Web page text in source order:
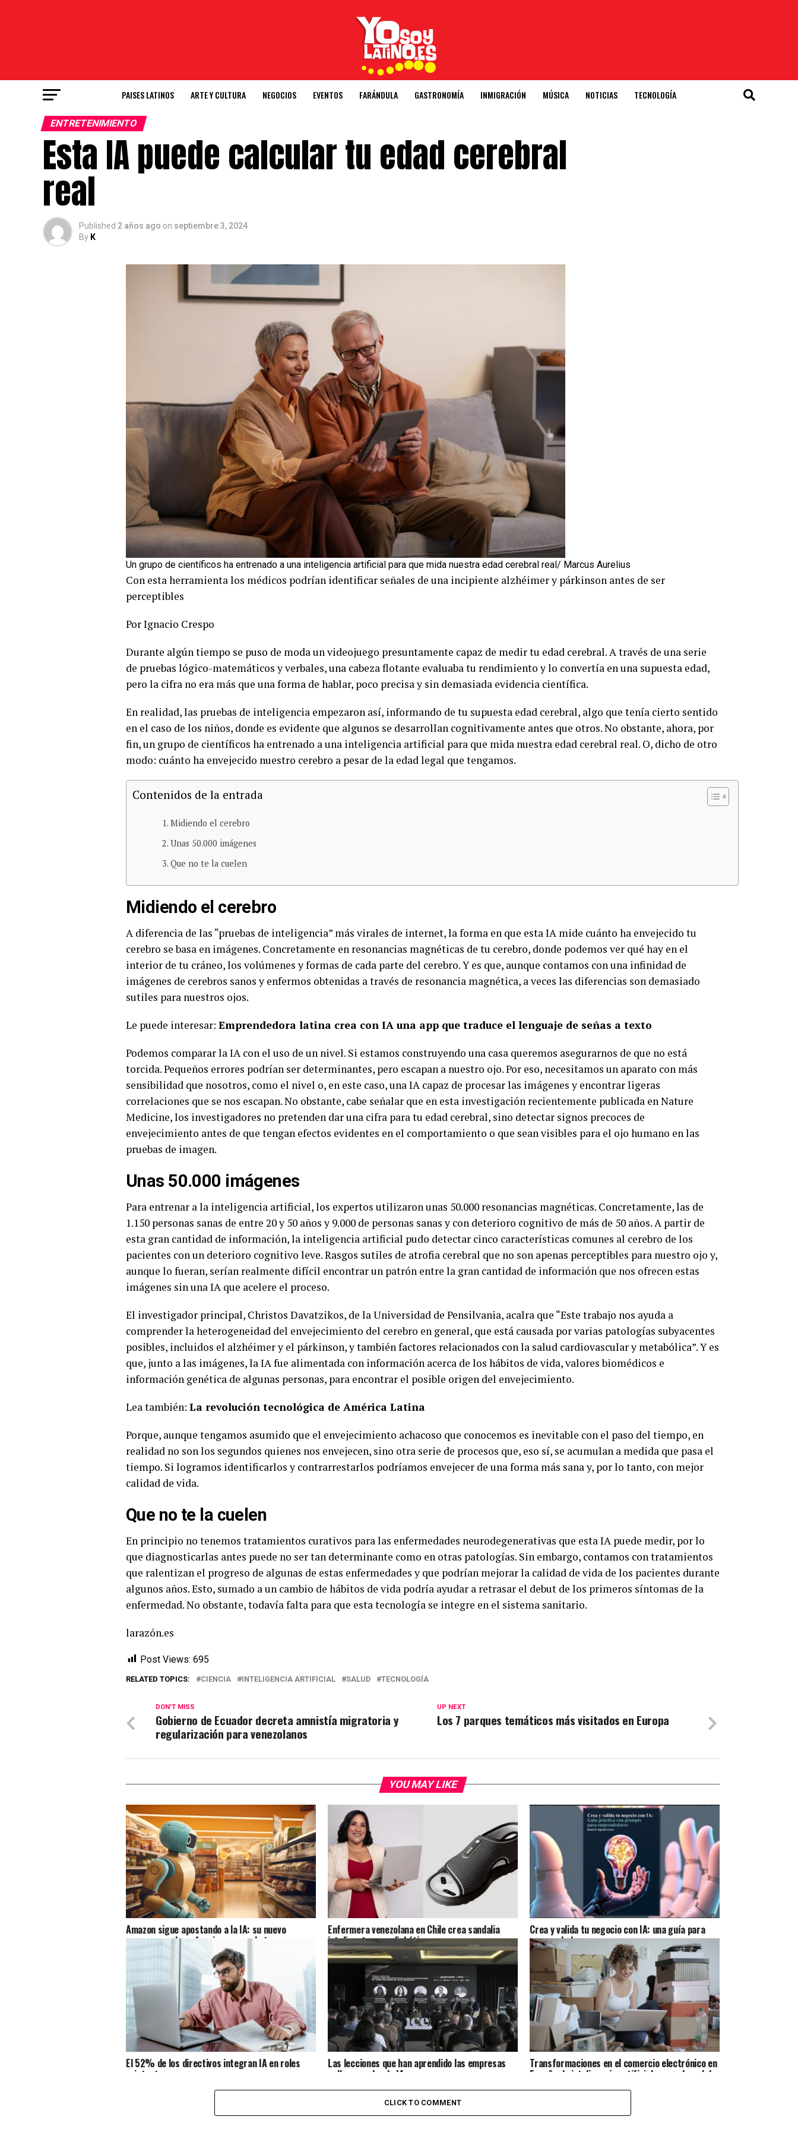
PAISES LATINOS ARTE Y CULTURA NEGOCIOS EVENTOS FARÁNDULA GASTRONOMÍA INMIGRACIÓN MÚSICA NOTICIAS TECNOLOGÍA
ENTRETENIMIENTO
Esta IA puede calcular tu edad cerebral
real
Published 2 años ago on septiembre 3, 2024
By K
Un grupo de científicos ha entrenado a una inteligencia artificial para que mida nuestra edad cerebral real/ Marcus Aurelius
Con esta herramienta los médicos podrían identificar señales de una incipiente alzhéimer y párkinson antes de ser
perceptibles
Por Ignacio Crespo
Durante algún tiempo se puso de moda un videojuego presuntamente capaz de medir tu edad cerebral. A través de una serie
de pruebas lógico-matemáticos y verbales, una cabeza flotante evaluaba tu rendimiento y lo convertía en una supuesta edad,
pero la cifra no era más que una forma de hablar, poco precisa y sin demasiada evidencia científica.
En realidad, las pruebas de inteligencia empezaron así, informando de tu supuesta edad cerebral, algo que tenía cierto sentido
en el caso de los niños, donde es evidente que algunos se desarrollan cognitivamente antes que otros. No obstante, ahora, por
fin, un grupo de científicos ha entrenado a una inteligencia artificial para que mida nuestra edad cerebral real. O, dicho de otro
modo: cuánto ha envejecido nuestro cerebro a pesar de la edad legal que tengamos.
Contenidos de la entrada
Midiendo el cerebro
Unas 50.000 imágenes
Que no te la cuelen
Midiendo el cerebro
A diferencia de las “pruebas de inteligencia” más virales de internet, la forma en que esta IA mide cuánto ha envejecido tu
cerebro se basa en imágenes. Concretamente en resonancias magnéticas de tu cerebro, donde podemos ver qué hay en el
interior de tu cráneo, los volúmenes y formas de cada parte del cerebro. Y es que, aunque contamos con una infinidad de
imágenes de cerebros sanos y enfermos obtenidas a través de resonancia magnética, a veces las diferencias son demasiado
sutiles para nuestros ojos.
Le puede interesar: Emprendedora latina crea con IA una app que traduce el lenguaje de señas a texto
Podemos comparar la IA con el uso de un nivel. Si estamos construyendo una casa queremos asegurarnos de que no está
torcida. Pequeños errores podrían ser determinantes, pero escapan a nuestro ojo. Por eso, necesitamos un aparato con más
sensibilidad que nosotros, como el nivel o, en este caso, una IA capaz de procesar las imágenes y encontrar ligeras
correlaciones que se nos escapan. No obstante, cabe señalar que en esta investigación recientemente publicada en Nature
Medicine, los investigadores no pretenden dar una cifra para tu edad cerebral, sino detectar signos precoces de
envejecimiento antes de que tengan efectos evidentes en el comportamiento o que sean visibles para el ojo humano en las
pruebas de imagen.
Unas 50.000 imágenes
Para entrenar a la inteligencia artificial, los expertos utilizaron unas 50.000 resonancias magnéticas. Concretamente, las de
1.150 personas sanas de entre 20 y 50 años y 9.000 de personas sanas y con deterioro cognitivo de más de 50 años. A partir de
esta gran cantidad de información, la inteligencia artificial pudo detectar cinco características comunes al cerebro de los
pacientes con un deterioro cognitivo leve. Rasgos sutiles de atrofia cerebral que no son apenas perceptibles para nuestro ojo y,
aunque lo fueran, serían realmente difícil encontrar un patrón entre la gran cantidad de información que nos ofrecen estas
imágenes sin una IA que acelere el proceso.
El investigador principal, Christos Davatzikos, de la Universidad de Pensilvania, acalra que “Este trabajo nos ayuda a
comprender la heterogeneidad del envejecimiento del cerebro en general, que está causada por varias patologías subyacentes
posibles, incluidos el alzhéimer y el párkinson, y también factores relacionados con la salud cardiovascular y metabólica”. Y es
que, junto a las imágenes, la IA fue alimentada con información acerca de los hábitos de vida, valores biomédicos e
información genética de algunas personas, para encontrar el posible origen del envejecimiento.
Lea también: La revolución tecnológica de América Latina
Porque, aunque tengamos asumido que el envejecimiento achacoso que conocemos es inevitable con el paso del tiempo, en
realidad no son los segundos quienes nos envejecen, sino otra serie de procesos que, eso sí, se acumulan a medida que pasa el
tiempo. Si logramos identificarlos y contrarrestarlos podríamos envejecer de una forma más sana y, por lo tanto, con mejor
calidad de vida.
Que no te la cuelen
En principio no tenemos tratamientos curativos para las enfermedades neurodegenerativas que esta IA puede medir, por lo
que diagnosticarlas antes puede no ser tan determinante como en otras patologías. Sin embargo, contamos con tratamientos
que ralentizan el progreso de algunas de estas enfermedades y que podrían mejorar la calidad de vida de los pacientes durante
algunos años. Esto, sumado a un cambio de hábitos de vida podría ayudar a retrasar el debut de los primeros síntomas de la
enfermedad. No obstante, todavía falta para que esta tecnología se integre en el sistema sanitario.
larazón.es
Post Views: 695
RELATED TOPICS: CIENCIA INTELIGENCIA ARTIFICIAL SALUD TECNOLOGÍA
UP NEXT
Los 7 parques temáticos más visitados en Europa
DON'T MISS
Gobierno de Ecuador decreta amnistía migratoria y
regularización para venezolanos
YOU MAY LIKE
Amazon sigue apostando a la IA: su nuevo
supermercado ya funciona con robots
Enfermera venezolana en Chile crea sandalia
inteligente para diabéticos
Crea y valida tu negocio con IA: una guía para
emprendedores
El 52% de los directivos integran IA en roles
existentes
Las lecciones que han aprendido las empresas
gallegas sobre la IA
Transformaciones en el comercio electrónico en
España: la inteligencia artificial como clave del
CLICK TO COMMENT